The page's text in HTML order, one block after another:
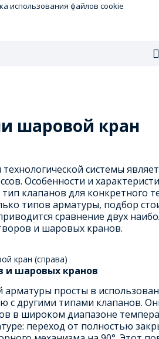
использования файлов cookie
шаровой кран
системы
Особенности и
клапанов для конкретного
типов арматуры, подбор
сравнение двух
и шаровых кранов.
кран (справа)
и шаровых кранов
арматуры просты в
с другими типами клапанов.
в широком диапазоне
переход от полностью